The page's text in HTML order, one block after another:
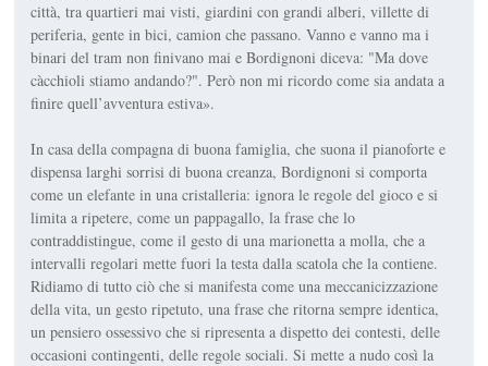
città, tra quartieri mai visti, giardini con grandi alberi, villette di
periferia, gente in bici, camion che passano. Vanno e vanno ma i
binari del tram non finivano mai e Bordignoni diceva: "Ma dove
càcchioli stiamo andando?". Però non mi ricordo come sia andata a
finire quell’avventura estiva».
In casa della compagna di buona famiglia, che suona il pianoforte e
dispensa larghi sorrisi di buona creanza, Bordignoni si comporta
come un elefante in una cristalleria: ignora le regole del gioco e si
limita a ripetere, come un pappagallo, la frase che lo
contraddistingue, come il gesto di una marionetta a molla, che a
intervalli regolari mette fuori la testa dalla scatola che la contiene.
Ridiamo di tutto ciò che si manifesta come una meccanicizzazione
della vita, un gesto ripetuto, una frase che ritorna sempre identica,
un pensiero ossessivo che si ripresenta a dispetto dei contesti, delle
occasioni contingenti, delle regole sociali. Si mette a nudo così la